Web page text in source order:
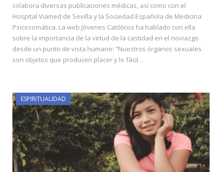
colabora diversas publicaciones médicas, así como con el
Hospital Viamed de Sevilla y la Sociedad Española de Medicina
Psicosomática. La web Jóvenes Católicos ha hablado con ella
sobre la importancia de la virtud de la castidad en el noviazgo
desde un punto de vista humano: “Nuestros órganos sexuales
son objetos que producen placer y lo fácil…
ESPIRITUALIDAD